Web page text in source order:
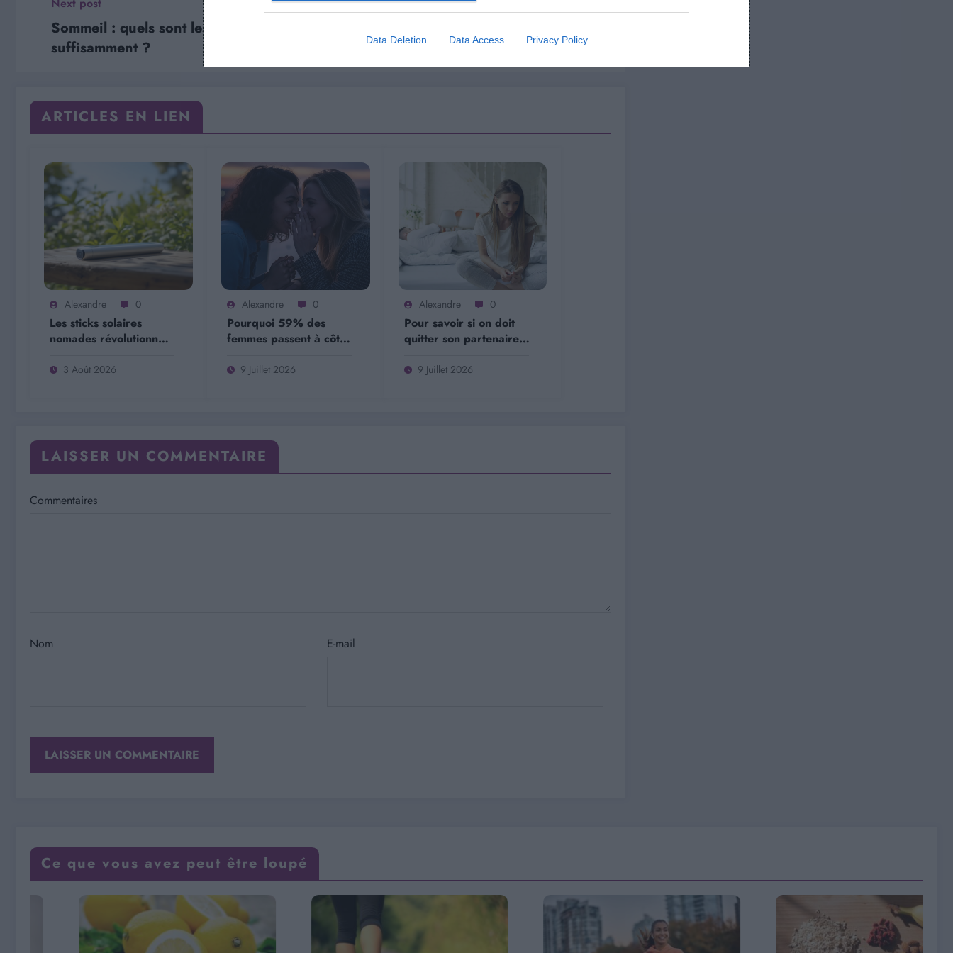
Data Deletion Data Access Privacy Policy
Sommeil : quels sont les signaux d’alerte qui indiquent que vous ne dormez pas
suffisamment ?
ARTICLES EN LIEN
Alexandre 0
Les sticks solaires
nomades révolutionnent
au quotidien
3 Août 2026
Alexandre 0
Pourquoi 59% des
femmes passent à côté
leurs amies…
9 Juillet 2026
Alexandre 0
Pour savoir si on doit
quitter son partenaire,
question à se poser
9 Juillet 2026
LAISSER UN COMMENTAIRE
Commentaires
Nom E-mail
Ce que vous avez peut être loupé